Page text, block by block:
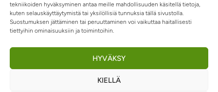
tekniikoiden hyväksyminen antaa meille mahdollisuuden käsitellä tietoja,
kuten selauskäyttäytymistä tai yksilöllisiä tunnuksia tällä sivustolla.
Suostumuksen jättäminen tai peruuttaminen voi vaikuttaa haitallisesti
tiettyihin ominaisuuksiin ja toimintoihin.
HYVÄKSY
KIELLÄ
TIETOSUOJASELOSTE
RIIPPUMATOT JA -TUOLIT